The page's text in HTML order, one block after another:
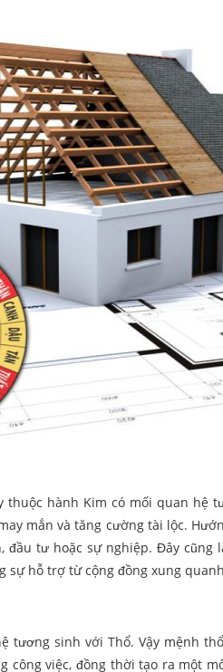
thuộc hành Kim có mối quan hệ
mắn và tăng cường tài lộc.
tư hoặc sự nghiệp. Đây
sự hỗ trợ từ cộng đồng xung
tương sinh với Thổ. Vậy mệnh
công việc, đồng thời tạo ra một